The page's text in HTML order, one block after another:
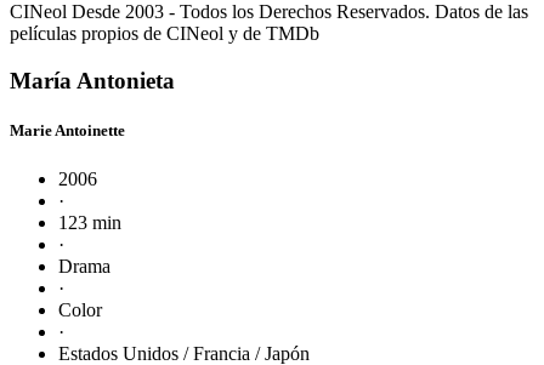
CINeol Desde 2003 - Todos los Derechos Reservados. Datos de las
películas propios de CINeol y de TMDb
María Antonieta
Marie Antoinette
2006
·
123 min
·
Drama
·
Color
·
Estados Unidos / Francia / Japón